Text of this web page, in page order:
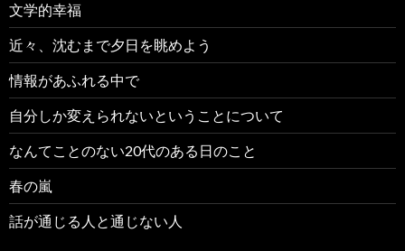
文学的幸福
近々、沈むまで夕日を眺めよう
情報があふれる中で
自分しか変えられないということについて
なんてことのない20代のある日のこと
春の嵐
話が通じる人と通じない人